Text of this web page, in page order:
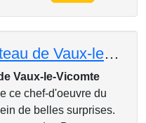
Le Château de Vaux-le-Vicomte
Vaux-le-Vicomte
ce chef-d'oeuvre du
de belles surprises.